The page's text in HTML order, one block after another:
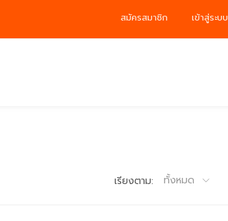
สมัครสมาชิก เข้าสู่ระบบ
เรียงตาม: ทั้งหมด